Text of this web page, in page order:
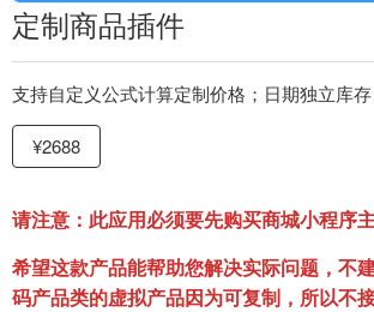
定制商品插件
支持自定义公式计算定制价格；日期独立库
¥2688
请注意：此应用必须要先购买商城小程序
希望这款产品能帮助您解决实际问题，不
码产品类的虚拟产品因为可复制，所以不